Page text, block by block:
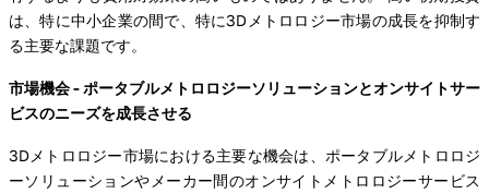
は、特に中小企業の間で、特に3Dメトロロジー市場の成長を抑制す
る主要な課題です。
市場機会 - ポータブルメトロロジーソリューションとオンサイトサー
ビスのニーズを成長させる
3Dメトロロジー市場における主要な機会は、ポータブルメトロロジ
ーソリューションやメーカー間のオンサイトメトロロジーサービス